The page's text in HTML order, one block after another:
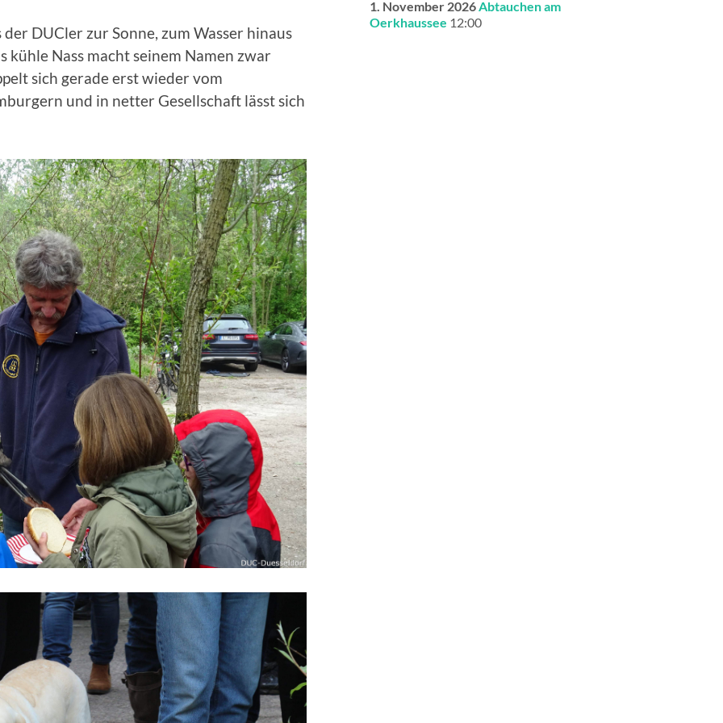
DUCler zur Sonne, zum Wasser hinaus
kühle Nass macht seinem Namen zwar
sich gerade erst wieder vom
und in netter Gesellschaft lässt sich
1. November 2026Abtauchen am
Oerkhaussee 12:00